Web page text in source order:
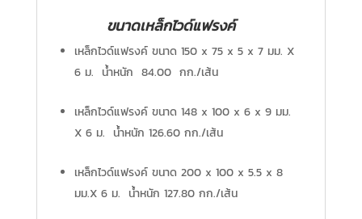
ขนาดเหล็กไวด์แฟรงค์
เหล็กไวด์แฟรงค์ ขนาด 150 x 75 x 5 x 7 มม. X
6 ม. น้ำหนัก 84.00 กก./เส้น
เหล็กไวด์แฟรงค์ ขนาด 148 x 100 x 6 x 9 มม.
X 6 ม. น้ำหนัก 126.60 กก./เส้น
เหล็กไวด์แฟรงค์ ขนาด 200 x 100 x 5.5 x 8
มม.X 6 ม. น้ำหนัก 127.80 กก./เส้น